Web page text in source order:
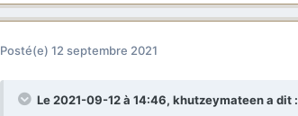
Posté(e) 12 septembre 2021
Le 2021-09-12 à 14:46, khutzeymateena dit :